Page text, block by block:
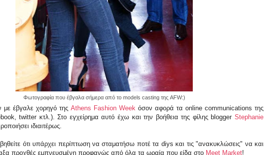
Φωτογραφία που έβγαλα σήμερα από το models casting της AFW:)
με έβγαλε χορηγό της Athens Fashion Week όσον αφορά τα online communications της
twitter κτλ.). Στο εγχείρημα αυτό έχω και την βοήθεια της φίλης blogger Stephanie
ιδιαιτέρως.
ότι υπάρχει περίπτωση να σταματήσω ποτέ τα diys και τις "ανακυκλώσεις" να και
προχθές εμπνευσμένη προφανώς από όλα τα ωραία που είδα στο Meet Market!